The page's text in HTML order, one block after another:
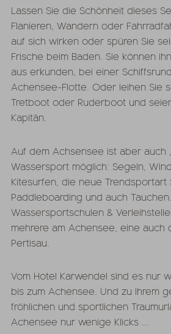
Lassen Sie die Schönheit dieses
Flanieren, Wandern oder
auf sich wirken oder spüren Sie
Frische beim Baden. Sie können
aus erkunden, bei einer
Achensee-Flotte. Oder leihen Sie
Tretboot oder Ruderboot und
Kapitän.
Auf dem Achsensee ist aber auch
Wassersport möglich: Segeln,
Kitesurfen, die neue Trendsportart
Paddleboarding und auch Tauchen.
Wassersportschulen &
mehrere am Achensee, eine auch
Pertisau.
Vom Hotel Karwendel sind es nur
bis zum Achensee. Und zu Ihrem
fröhlichen und sportlichen
Achensee nur wenige Klicks ...